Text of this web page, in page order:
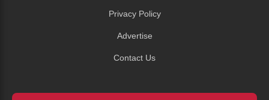
Privacy Policy
Advertise
Contact Us